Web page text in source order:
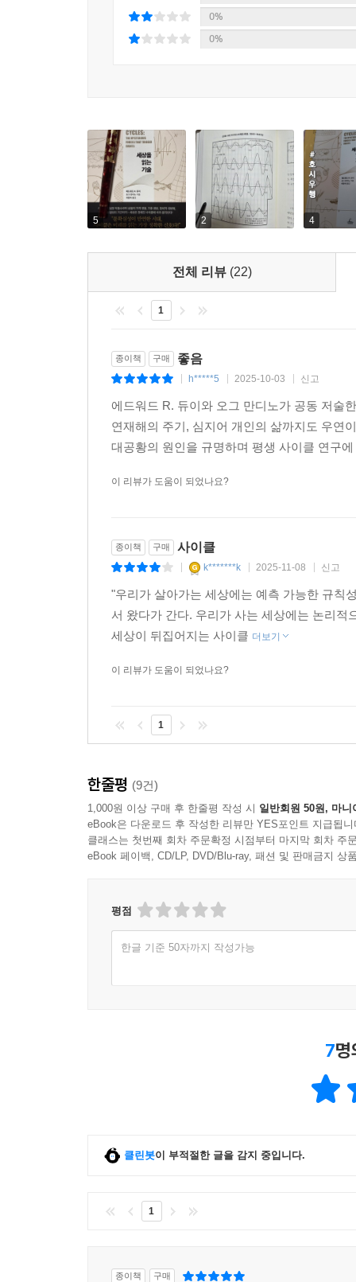
활용되었다.
그리고 인플레이션과 부채 위기, 지정학적 불안
시장에는 파동이 있고, 시대에는 흐름이 있으며, 산
불확실한 미래를 알고 싶다면, ‘사이클’을 읽어라!
미래를 예측할 수 있다”고 말한다. 하워드 막스 역
《사이클》은 수많은 데이터와 도표를 통해 우
주변의 사이클들을 소개하고 우리가 어떤 영향을
행복하고, 어느 날은 너무나 우울할까?” “창의성
따라 움직이는 우리 몸과 마음). 6장에서는 프랑
보여준다(6장 군중이 만드는 사이클).
7장과 8장에서는 듀이가 몸 담았던 사이클연구
곡물 수확과 제조업 생산이 일정한 리듬으로 반
물가는 어떻게 움직이는가). 9장에서는 주가
것들이 우리가 살아가고 있는 사회와 긴밀히 연
올까??/12장 ?우주에도 사이클이 존재한다). 이
미래를 읽는 새로운 프레임을 제시하고 있다.
불확실성의 시대일수록, 반복되는 구조를 이
포착하며, 리스크를 피하는 법을 알려주는 지적
방향을 찾고자 하는 사람들에게 강력 추천하는 바
0%
0%
5 2 4
전체 리뷰 (22)
1
종이책 구매 좋음
h*****5 2025-10-03 신고
에드워드 R. 듀이와 오그 만디노가 공동 저술
연재해의 주기, 심지어 개인의 삶까지도 우연
대공황의 원인을 규명하며 평생 사이클 연구
이 리뷰가 도움이 되었나요?
종이책 구매 사이클
k*******k 2025-11-08 신고
"우리가 살아가는 세상에는 예측 가능한 규칙
서 왔다가 간다. 우리가 사는 세상에는 논리
세상이 뒤집어지는 사이클 더보기
이 리뷰가 도움이 되었나요?
1
한줄평 (9건)
1,000원 이상 구매 후 한줄평 작성 시 일반회원 50원, 마니
eBook은 다운로드 후 작성한 리뷰만 YES포인트 지급됩니
클래스는 첫번째 회차 주문확정 시점부터 마지막 회차 주
eBook 페이백, CD/LP, DVD/Blu-ray, 패션 및 판매금지 상
평점
한글 기준 50자까지 작성가능
7
클린봇이 부적절한 글을 감지 중입니다.
1
종이책 구매